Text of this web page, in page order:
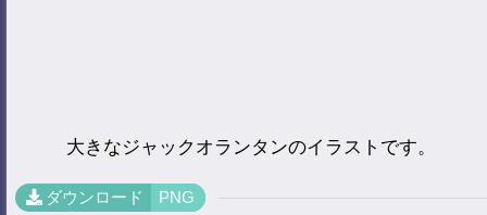
大きなジャックオランタンのイラストです。
ダウンロード PNG